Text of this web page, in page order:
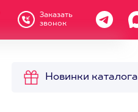
Заказать
звонок
Новинки каталога